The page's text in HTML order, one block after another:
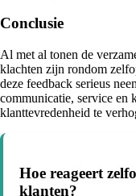
Conclusie
Al met al tonen de
klachten zijn rondom
deze feedback serieus
communicatie, service en
klanttevredenheid te
Hoe reageert
klanten?